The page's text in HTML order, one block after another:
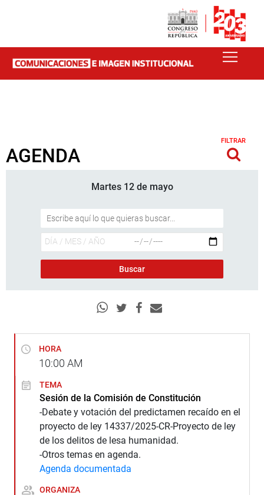
AGENDA
FILTRAR
Martes 12 de mayo
HORA
10:00 AM
TEMA
Sesión de la Comisión de Constitución
-Debate y votación del predictamen recaído en el
proyecto de ley 14337/2025-CR-Proyecto de ley
de los delitos de lesa humanidad.
-Otros temas en agenda.
Agenda documentada
ORGANIZA